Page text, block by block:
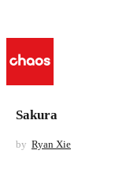
Sakura
by Ryan Xie